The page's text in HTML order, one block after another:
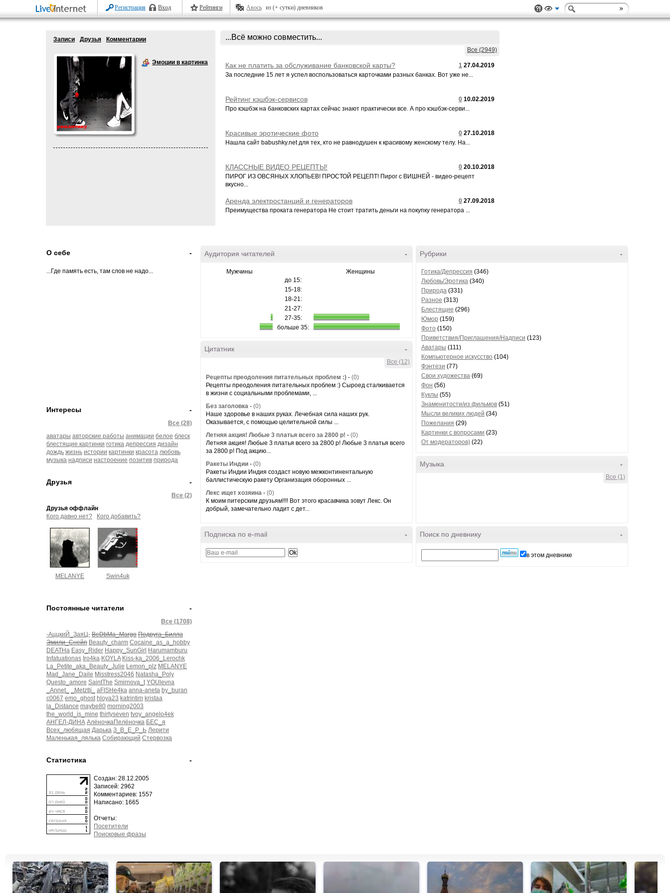
Регистрация Вход Рейтинги Авось из (+ сутки) дневников
Записи Друзья Комментарии
Эмоции в картинках
...Всё можно совместить...
Все (2949)
1 27.04.2019
Как не платить за обслуживание банковской карты?
За последние 15 лет я успел воспользоваться карточками разных банках. Вот уже не...
0 10.02.2019
Рейтинг кэшбэк-сервисов
Про кэшбэк на банковских картах сейчас знают практически все. А про кэшбэк-серви...
0 27.10.2018
Красивые эротические фото
Нашла сайт babushky.net для тех, кто не равнодушен к красивому женскому телу. На...
0 20.10.2018
КЛАССНЫЕ ВИДЕО РЕЦЕПТЫ!
ПИРОГ ИЗ ОВСЯНЫХ ХЛОПЬЕВ! ПРОСТОЙ РЕЦЕПТ! Пирог с ВИШНЕЙ - видео-рецепт
вкусно...
0 27.09.2018
Аренда электростанций и генераторов
Преимущества проката генератора Не стоит тратить деньги на покупку генератора ...
-
О себе
...Где память есть, там слов не надо...
-
Интересы
Все (28)
аватары авторские работы анимации белое блеск
блестящие картинки готика депрессия дизайн
дождь жизнь истории картинки красота любовь
музыка надписи настроение позитив природа
-
Друзья
Все (2)
Друзья оффлайн
Кого давно нет?
Кого добавить?
MELANYE Swin4uk
-
Постоянные читатели
Все (1708)
-АццкиЙ_ЗаяЦ- BeDbMa_Margo Подруга_Билла
Эмили_Снейп Beauty_charm Cocaine_as_a_hobby
DEATHa Easy_Rider Happy_SunGirl Harumamburu
Infatuationas Iro4ka KOYLA Kiss-ka_2006_Lerochk
La_Petite_aka_Beauty_Julie Lemon_plz MELANYE
Mad_Jane_Daile Misstress2046 Natasha_Poly
Questo_amore SaintThe Smirnova_t YOUlevna
_Annet_
_Metztli_ aFISHe4ka anna-aneta by_buran
c0067 emo_ghost hloya23 katrintim kristaa
la_Distance maybe80 morning2003
the_world_is_mine thirtyseven tvoy_angelo4ek
АНГЕЛ-ДИНА АлёночкаПелёночка БЕС_я
Всех_любящая Дарька З_В_Е_Р_Ь Лерити
Маленькая_лялька Собирающий Стервозка
-
Статистика
Создан: 28.12.2005
Записей: 2962
Комментариев: 1557
Написано: 1665
Отчеты:
Посетители
Поисковые фразы
-
Аудитория читателей
Мужчины
Женщины
до 15:
15-18:
18-21:
21-27:
27-35:
больше 35:
-
Цитатник
Все (12)
Рецепты преодоления питательных проблем :) - (0)
Рецепты преодоления питательных проблем :) Сыроед сталкивается
в жизни с социальными проблемами, ...
Без заголовка - (0)
Наше здоровье в наших руках. Лечебная сила наших рук.
Оказывается, с помощью целительной силы ...
Летняя акция! Любые 3 платья всего за 2800 р! - (0)
Летняя акция! Любые 3 платья всего за 2800 р! Любые 3 платья всего
за 2800 р! Под акцию...
Ракеты Индии - (0)
Ракеты Индии Индия создаст новую межконтинентальную
баллистическую ракету Организация оборонных ...
Лекс ищет хозяина - (0)
К моим питерским друзьям!!!! Вот этого красавчика зовут Лекс. Он
добрый, замечательно ладит с дет...
-
Подписка по e-mail
-
Рубрики
Готика/Депрессия (346)
Любовь/Эротика (340)
Природа (331)
Разное (313)
Блестящие (296)
Юмор (159)
Фото (150)
Приветствия/Приглашения/Надписи (123)
Аватары (111)
Компьютерное искусство (104)
Фэнтези (77)
Свои художества (69)
Фон (56)
Куклы (55)
Знаменитости/из фильмов (51)
Мысли великих людей (34)
Пожелания (29)
Картинки с вопросами (23)
От модераторов) (22)
-
Музыка
Все (1)
-
Поиск по дневнику
в этом дневнике